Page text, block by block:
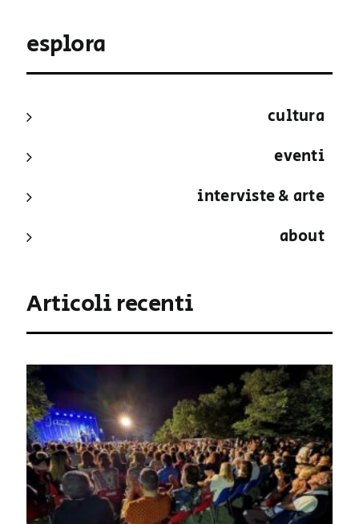
esplora
cultura
eventi
interviste & arte
about
Articoli recenti